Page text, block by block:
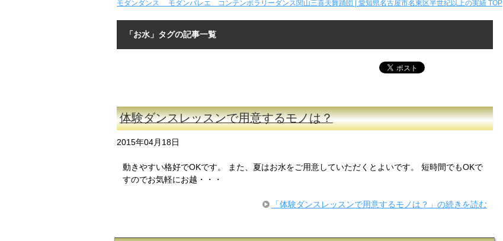
モダンダンス モダンバレエ コンテンポラリーダンス関山三喜夫舞踊団 | 愛知県名古屋市名東区半世紀以上の実績 TOP
「お水」タグの記事一覧
体験ダンスレッスンで用意するモノは？
2015年04月18日
動きやすい格好でOKです。 また、夏はお水をご用意していただくとよいです。 短時間でもOKで
すのでお気軽にお越・・・
「体験ダンスレッスンで用意するモノは？」の続きを読む